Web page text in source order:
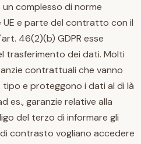
complesso di norme
e parte del contratto con il
46(2)(b) GDPR esse
trasferimento dei dati. Molti
contrattuali che vanno
e proteggono i dati al di là
es., garanzie relative alla
del terzo di informare gli
contrasto vogliano accedere